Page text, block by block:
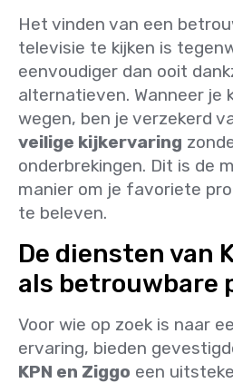
Het vinden van een
televisie te kijken is
eenvoudiger dan ooit
alternatieven. Wanneer je
wegen, ben je verzekerd
veilige kijkervaring
onderbrekingen. Dit is de
manier om je favoriete
te beleven.
De diensten van
als betrouwbare
Voor wie op zoek is naar
ervaring, bieden
KPN en Ziggo een